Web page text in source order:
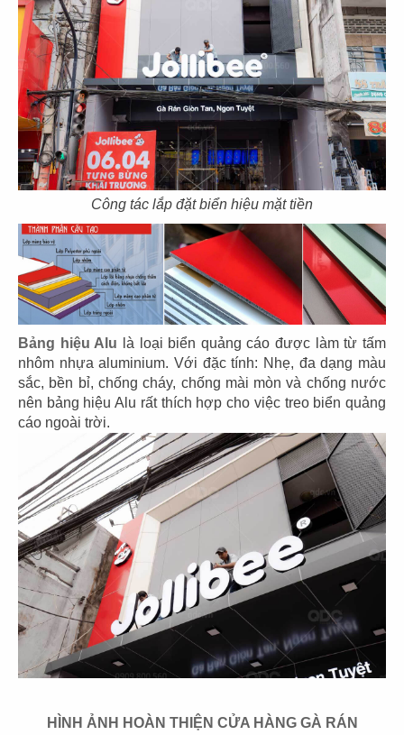
Công tác lắp đặt biển hiệu mặt tiền
Bảng hiệu Alu là loại biển quảng cáo được làm từ tấm
nhôm nhựa aluminium. Với đặc tính: Nhẹ, đa dạng màu
sắc, bền bỉ, chống cháy, chống mài mòn và chống nước
nên bảng hiệu Alu rất thích hợp cho việc treo biển quảng
cáo ngoài trời.
HÌNH ẢNH HOÀN THIỆN CỬA HÀNG GÀ RÁN
87
SUSHI WAY
CN PXL - Q.Bình Thạnh
SUSHI WAY
CN Phạm Ngọc Thạch - Q.3
SUSHI MASA
CN Thạch Thị Thanh - Q.1
90
TOKYO DELI
CN Khu đô thị SALA - Q.2
91
UNAGI
CN Thái Văn Lung
92
DENKI
93
HANA YA SHIKI
CN Gò Vấp
94
TOHOKU
CN Vincom Đồng Khởi